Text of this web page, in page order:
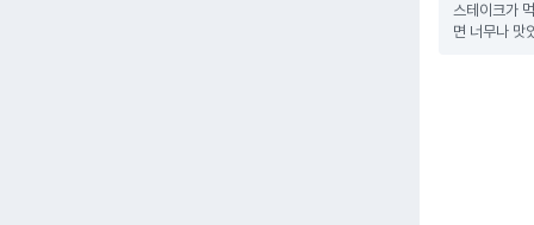
스테이크가
면 너무나 맛